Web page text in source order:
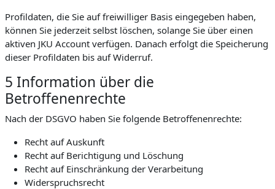
Profildaten, die Sie auf freiwilliger Basis eingegeben haben,
können Sie jederzeit selbst löschen, solange Sie über einen
aktiven JKU Account verfügen. Danach erfolgt die Speicherung
dieser Profildaten bis auf Widerruf.
5 Information über die
Betroffenenrechte
Nach der DSGVO haben Sie folgende Betroffenenrechte:
Recht auf Auskunft
Recht auf Berichtigung und Löschung
Recht auf Einschränkung der Verarbeitung
Widerspruchsrecht